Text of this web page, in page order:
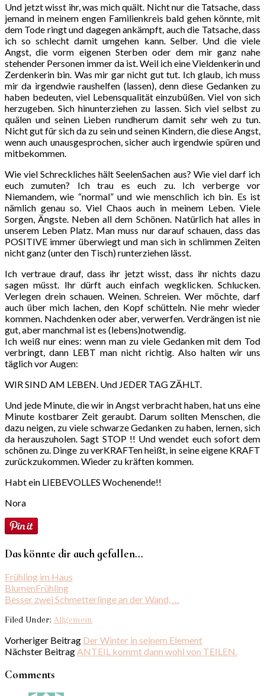
Und jetzt wisst ihr, was mich quält. Nicht nur die Tatsache, dass
jemand in meinem engen Familienkreis bald gehen könnte, mit
dem Tode ringt und dagegen ankämpft, auch die Tatsache, dass
ich so schlecht damit umgehen kann. Selber. Und die viele
Angst, die vorm eigenen Sterben oder dem mir ganz nahe
stehender Personen immer da ist. Weil ich eine Vieldenkerin und
Zerdenkerin bin. Was mir gar nicht gut tut. Ich glaub, ich muss
mir da irgendwie raushelfen (lassen), denn diese Gedanken zu
haben bedeuten, viel Lebensqualität einzubüßen. Viel von sich
herzugeben. Sich hinunterziehen zu lassen. Sich viel selbst zu
quälen und seinen Lieben rundherum damit sehr weh zu tun.
Nicht gut für sich da zu sein und seinen Kindern, die diese Angst,
wenn auch unausgesprochen, sicher auch irgendwie spüren und
mitbekommen.
Wie viel Schreckliches hält SeelenSachen aus? Wie viel darf ich
euch zumuten? Ich trau es euch zu. Ich verberge vor
Niemandem, wie “normal” und wie menschlich ich bin. Es ist
nämlich genau so. Viel Chaos auch in meinem Leben. Viele
Sorgen, Ängste. Neben all dem Schönen. Natürlich hat alles in
unserem Leben Platz. Man muss nur darauf schauen, dass das
POSITIVE immer überwiegt und man sich in schlimmen Zeiten
nicht ganz (unter den Tisch) runterziehen lässt.
Ich vertraue drauf, dass ihr jetzt wisst, dass ihr nichts dazu
sagen müsst. Ihr dürft auch einfach wegklicken. Schlucken.
Verlegen drein schauen. Weinen. Schreien. Wer möchte, darf
auch über mich lachen, den Kopf schütteln. Nie mehr wieder
kommen. Nachdenken oder aber, verwerfen. Verdrängen ist nie
gut, aber manchmal ist es (lebens)notwendig.
Ich weiß nur eines: wenn man zu viele Gedanken mit dem Tod
verbringt, dann LEBT man nicht richtig. Also halten wir uns
täglich vor Augen:
WIR SIND AM LEBEN. Und JEDER TAG ZÄHLT.
Und jede Minute, die wir in Angst verbracht haben, hat uns eine
Minute kostbarer Zeit geraubt. Darum sollten Menschen, die
dazu neigen, zu viele schwarze Gedanken zu haben, lernen, sich
da herauszuholen. Sagt STOP !! Und wendet euch sofort dem
schönen zu. Dinge zu verKRAFTen heißt, in seine eigene KRAFT
zurückzukommen. Wieder zu kräften kommen.
Habt ein LIEBEVOLLES Wochenende!!
Nora
Das könnte dir auch gefallen...
Frühling im Haus
BlumenFrühling
Besser zwei Schmetterlinge an der Wand, …
Filed Under: Allgemein
Vorheriger Beitrag Der Winter in seinem Element
Nächster BeitragANTEIL kommt dann wohl von TEILEN.
Comments